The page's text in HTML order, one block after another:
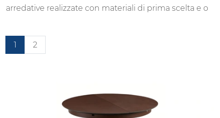
arredative realizzate con materiali di prima scelta e o
1 2